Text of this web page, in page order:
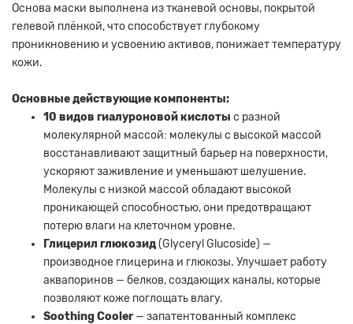
Основа маски выполнена из тканевой основы, покрытой
гелевой плёнкой, что способствует глубокому
проникновению и усвоению активов, понижает температуру
кожи.
Основные действующие компоненты:
10 видов гиалуроновой кислоты с разной
молекулярной массой: молекулы с высокой массой
восстанавливают защитный барьер на поверхности,
ускоряют заживление и уменьшают шелушение.
Молекулы с низкой массой обладают высокой
проникающей способностью, они предотвращают
потерю влаги на клеточном уровне.
Глицерил глюкозид(Glyceryl Glucoside) —
производное глицерина и глюкозы. Улучшает работу
аквапоринов — белков, создающих каналы, которые
позволяют коже поглощать влагу.
Soothing Cooler— запатентованный комплекс